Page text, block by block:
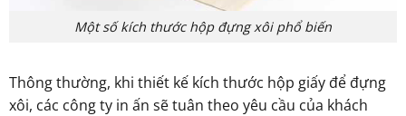
Một số kích thước hộp đựng xôi phổ biến
Thông thường, khi thiết kế kích thước hộp giấy để đựng
xôi, các công ty in ấn sẽ tuân theo yêu cầu của khách